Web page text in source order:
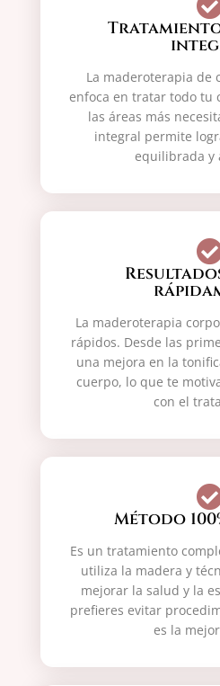
La maderoterapia de
enfoca en tratar todo tu
las áreas más
integral permite
equilibrada y
La maderoterapia
rápidos. Desde las
una mejora en la
cuerpo, lo que te
con el
Método
Es un tratamiento
utiliza la madera y
mejorar la salud y la
prefieres evitar
es la